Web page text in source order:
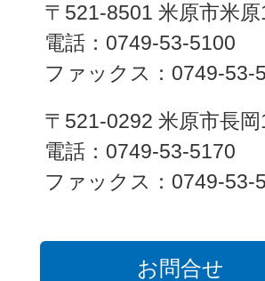
〒521-8501 米原市米
電話：0749-53-5100
ファックス：0749-53-
〒521-0292 米原市長
電話：0749-53-5170
ファックス：0749-53-
お問合せ